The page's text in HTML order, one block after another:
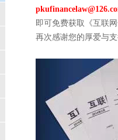
即可免费获取《互联
再次感谢您的厚爱与支